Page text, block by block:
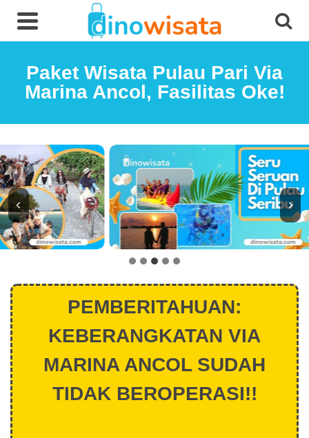
Paket Wisata Pulau Pari Via
Marina Ancol, Fasilitas Oke!
PEMBERITAHUAN:
KEBERANGKATAN VIA
MARINA ANCOL SUDAH
TIDAK BEROPERASI!!